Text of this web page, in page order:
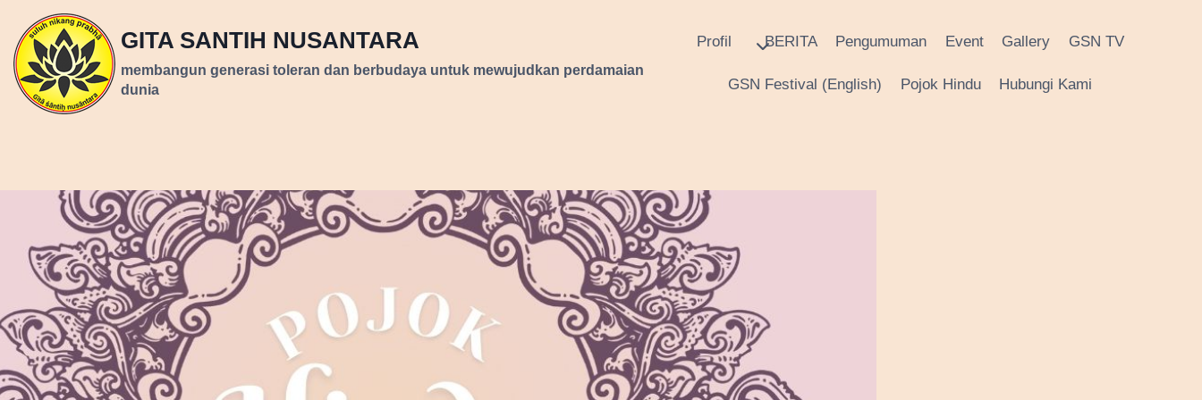
Skip
to
content
GITA SANTIH NUSANTARA
membangun generasi toleran dan berbudaya untuk mewujudkan perdamaian
dunia
Profil BERITA Pengumuman Event Gallery GSN TV
GSN Festival (English) Pojok Hindu Hubungi Kami